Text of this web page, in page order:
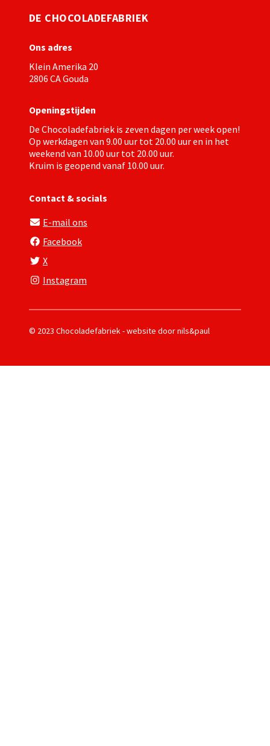
DE CHOCOLADEFABRIEK
Ons adres
Klein Amerika 20
2806 CA Gouda
Openingstijden
De Chocoladefabriek is zeven dagen per week open!
Op werkdagen van 9.00 uur tot 20.00 uur en in het
weekend van 10.00 uur tot 20.00 uur.
Kruim is geopend vanaf 10.00 uur.
Contact & socials
E-mail ons
Facebook
X
Instagram
© 2023 Chocoladefabriek - website doornils&paul